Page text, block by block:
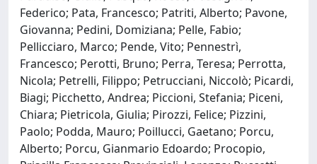
Federico; Pata, Francesco; Patriti, Alberto; Pavone,
Giovanna; Pedini, Domiziana; Pelle, Fabio;
Pellicciaro, Marco; Pende, Vito; Pennestrì,
Francesco; Perotti, Bruno; Perra, Teresa; Perrotta,
Nicola; Petrelli, Filippo; Petrucciani, Niccolò; Picardi,
Biagi; Picchetto, Andrea; Piccioni, Stefania; Piceni,
Chiara; Pietricola, Giulia; Pirozzi, Felice; Pizzini,
Paolo; Podda, Mauro; Poillucci, Gaetano; Porcu,
Alberto; Porcu, Gianmario Edoardo; Procopio,